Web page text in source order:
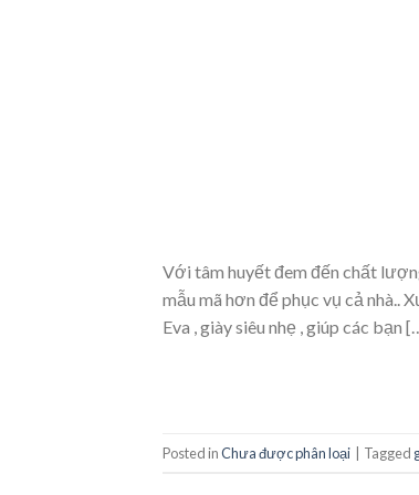
Với tâm huyết đem đến chất
mẫu mã hơn để phục vụ cả nhà..
Eva , giày siêu nhẹ , giúp các bạn
Posted inChưa được phân loại Tagged